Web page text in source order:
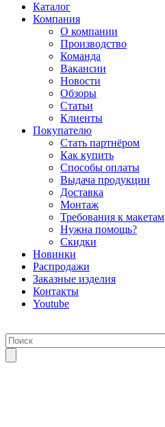
Каталог
Компания
О компании
Производство
Команда
Вакансии
Новости
Обзоры
Статьи
Клиенты
Покупателю
Стать партнёром
Как купить
Способы оплаты
Выдача продукции
Доставка
Монтаж
Требования к макетам
Нужна помощь?
Скидки
Новинки
Распродажи
Заказные изделия
Контакты
Youtube